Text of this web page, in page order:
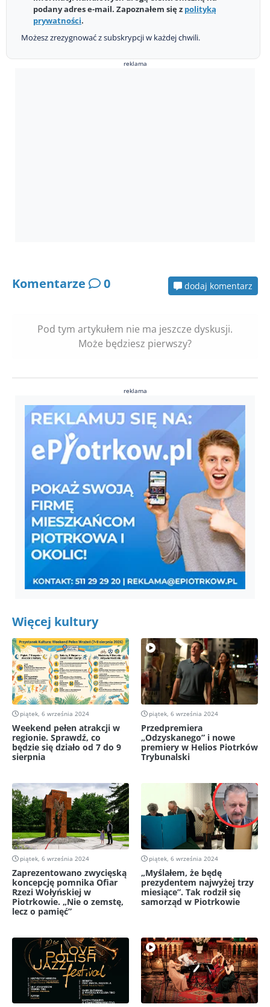
podany adres e-mail. Zapoznałem się z polityką
prywatności.
Możesz zrezygnować z subskrypcji w każdej chwili.
reklama
Komentarze 0 dodaj komentarz
Pod tym artykułem nie ma jeszcze dyskusji.
Może będziesz pierwszy?
reklama
Więcej kultury
piątek, 6 września 2024
Weekend pełen atrakcji w
regionie. Sprawdź, co
będzie się działo od 7 do 9
sierpnia
piątek, 6 września 2024
Przedpremiera
„Odzyskanego” i nowe
premiery w Helios Piotrków
Trybunalski
piątek, 6 września 2024
Zaprezentowano zwycięską
koncepcję pomnika Ofiar
Rzezi Wołyńskiej w
Piotrkowie. „Nie o zemstę,
lecz o pamięć”
piątek, 6 września 2024
„Myślałem, że będę
prezydentem najwyżej trzy
miesiące”. Tak rodził się
samorząd w Piotrkowie